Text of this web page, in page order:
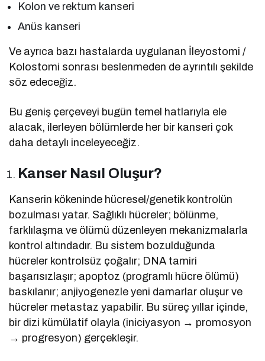
Kolon ve rektum kanseri
Anüs kanseri
Ve ayrıca bazı hastalarda uygulanan İleyostomi /
Kolostomi sonrası beslenmeden de ayrıntılı şekilde
söz edeceğiz.
Bu geniş çerçeveyi bugün temel hatlarıyla ele
alacak, ilerleyen bölümlerde her bir kanseri çok
daha detaylı inceleyeceğiz.
Kanser Nasıl Oluşur?
Kanserin kökeninde hücresel/genetik kontrolün
bozulması yatar. Sağlıklı hücreler; bölünme,
farklılaşma ve ölümü düzenleyen mekanizmalarla
kontrol altındadır. Bu sistem bozulduğunda
hücreler kontrolsüz çoğalır; DNA tamiri
başarısızlaşır; apoptoz (programlı hücre ölümü)
baskılanır; anjiyogenezle yeni damarlar oluşur ve
hücreler metastaz yapabilir. Bu süreç yıllar içinde,
bir dizi kümülatif olayla (iniciyasyon → promosyon
→ progresyon) gerçekleşir.